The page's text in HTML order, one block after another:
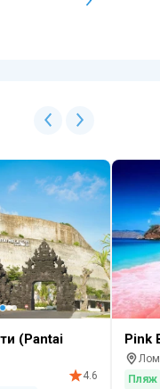
(Pantai
4.6
Pink
Пляж